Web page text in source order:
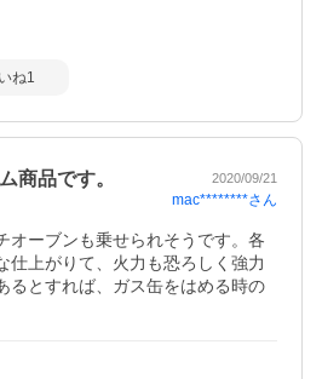
ね1
商品です。 2020/09/21
mac********さん
オーブンも乗せられそうです。各
仕上がりて、火力も恐ろしく強力
るとすれば、ガス缶をはめる時の